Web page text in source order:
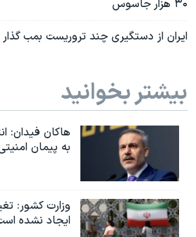
۳۰ هزار جاسوس
ایران از دستگیری چند تروریست بمب گذار
بیشتر بخوانید
هاکان فیدان:
به پیمان
وزارت کشور:
ایجاد نشده